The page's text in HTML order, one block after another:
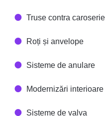
Truse contra caroserie
Roți și anvelope
Sisteme de anulare
Modernizări interioare
Sisteme de valva